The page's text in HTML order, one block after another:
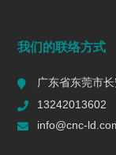
2026/07/28 169
我们的联络方式
广东省东莞市
13242013602
info@cnc-